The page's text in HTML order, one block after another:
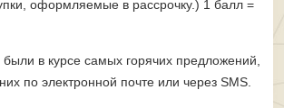
оформляемые в рассрочку.) 1 балл =
в курсе самых горячих предложений,
по электронной почте или через SMS.